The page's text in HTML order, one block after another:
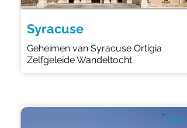
Syracuse
Geheimen van Syracuse Ortigia
Zelfgeleide Wandeltocht
2 Hr